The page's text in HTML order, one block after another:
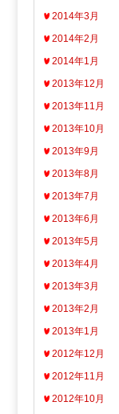
2014年3月
2014年2月
2014年1月
2013年12月
2013年11月
2013年10月
2013年9月
2013年8月
2013年7月
2013年6月
2013年5月
2013年4月
2013年3月
2013年2月
2013年1月
2012年12月
2012年11月
2012年10月